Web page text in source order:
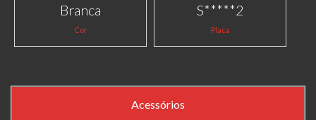
Branca
Cor
S*****2
Placa
Acessórios